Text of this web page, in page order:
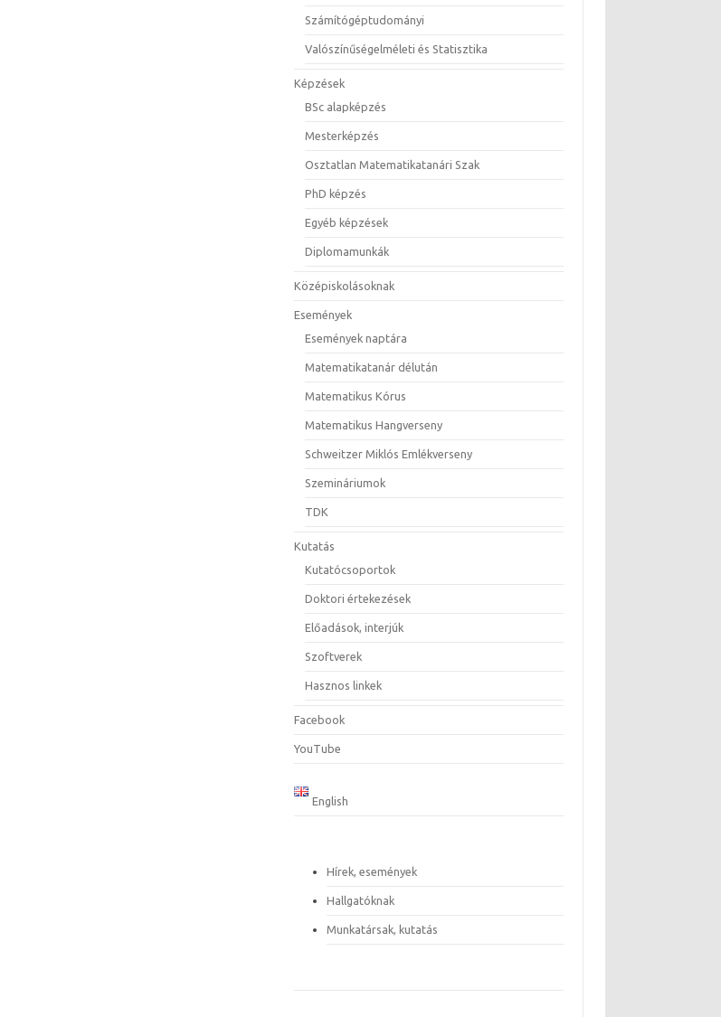
Számítógéptudományi
Valószínűségelméleti és Statisztika
Képzések
BSc alapképzés
Mesterképzés
Osztatlan Matematikatanári Szak
PhD képzés
Egyéb képzések
Diplomamunkák
Középiskolásoknak
Események
Események naptára
Matematikatanár délután
Matematikus Kórus
Matematikus Hangverseny
Schweitzer Miklós Emlékverseny
Szemináriumok
TDK
Kutatás
Kutatócsoportok
Doktori értekezések
Előadások, interjúk
Szoftverek
Hasznos linkek
Facebook
YouTube
English
Hírek, események
Hallgatóknak
Munkatársak, kutatás